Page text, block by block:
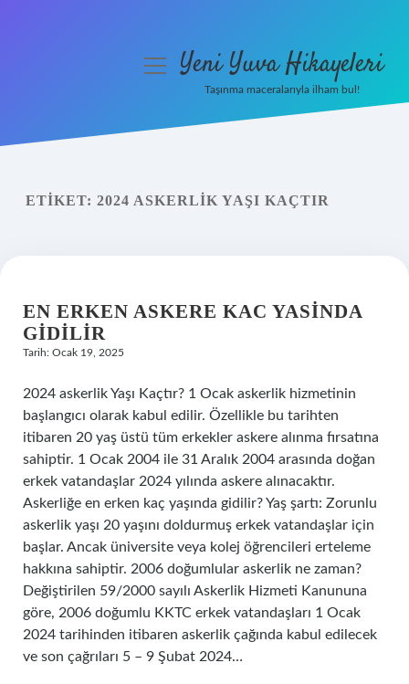
Yasal Uyarı
menüyüYeni Yuva Hikayeleri
Taşınma maceralarıyla ilham bul!
ETIKET: 2024 ASKERLIK YAŞI KAÇTIR
EN ERKEN ASKERE KAC YASINDA
GIDILIR
Tarih: Ocak 19, 2025
2024 askerlik Yaşı Kaçtır? 1 Ocak askerlik hizmetinin
başlangıcı olarak kabul edilir. Özellikle bu tarihten
itibaren 20 yaş üstü tüm erkekler askere alınma fırsatına
sahiptir. 1 Ocak 2004 ile 31 Aralık 2004 arasında doğan
erkek vatandaşlar 2024 yılında askere alınacaktır.
Askerliğe en erken kaç yaşında gidilir? Yaş şartı: Zorunlu
askerlik yaşı 20 yaşını doldurmuş erkek vatandaşlar için
başlar. Ancak üniversite veya kolej öğrencileri erteleme
hakkına sahiptir. 2006 doğumlular askerlik ne zaman?
Değiştirilen 59/2000 sayılı Askerlik Hizmeti Kanununa
göre, 2006 doğumlu KKTC erkek vatandaşları 1 Ocak
2024 tarihinden itibaren askerlik çağında kabul edilecek
ve son çağrıları 5 – 9 Şubat 2024…